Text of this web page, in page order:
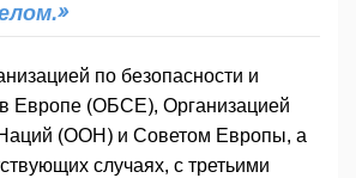
по безопасности и
в Европе (ОБСЕ), Организацией
(ООН) и Советом Европы, а
случаях, с третьими